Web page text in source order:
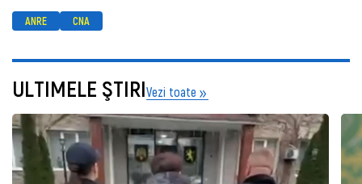
ANRE CNA
ULTIMELE ŞTIRIVezi toate